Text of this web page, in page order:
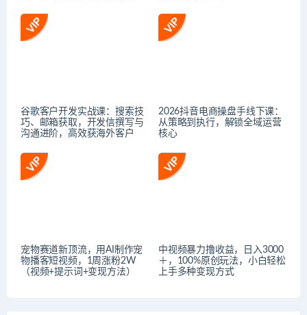
谷歌客户开发实战课：搜索技
巧、邮箱获取，开发信撰写与
沟通进阶，高效获海外客户
2026抖音电商操盘手线下课：
从策略到执行，解锁全域运营
核心
宠物赛道新顶流，用AI制作宠
物播客短视频，1周涨粉2W
（视频+提示词+变现方法）
中视频暴力撸收益，日入3000
＋，100%原创玩法，小白轻松
上手多种变现方式